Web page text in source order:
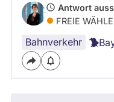
Antwort
FREIE
Bahnverkehr